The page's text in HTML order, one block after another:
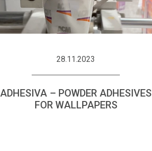
28.11.2023
ADHESIVA – POWDER ADHESIVES
FOR WALLPAPERS